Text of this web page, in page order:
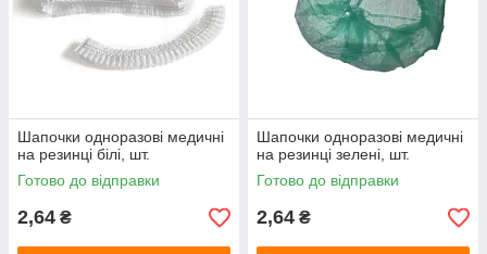
Шапочки одноразові медичні
на резинці білі, шт.
Готово до відправки
2,64 ₴
Шапочки одноразові медичні
на резинці зелені, шт.
Готово до відправки
2,64 ₴